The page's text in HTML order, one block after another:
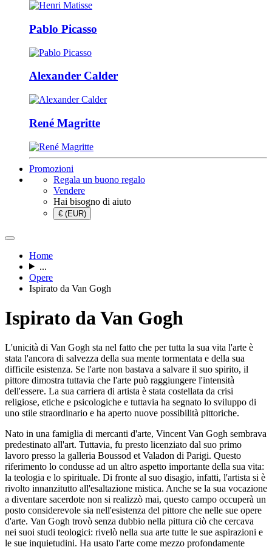
Pablo Picasso
Alexander Calder
René Magritte
Promozioni
Regala un buono regalo
Vendere
Hai bisogno di aiuto
€ (EUR)
Home
...
Opere
Ispirato da Van Gogh
Ispirato da Van Gogh
L'unicità di Van Gogh sta nel fatto che per tutta la sua vita l'arte è
stata l'ancora di salvezza della sua mente tormentata e della sua
difficile esistenza. Se l'arte non bastava a salvare il suo spirito, il
pittore dimostra tuttavia che l'arte può raggiungere l'intensità
dell'essere. La sua carriera di artista è stata costellata da crisi
religiose, etiche e psicologiche e tuttavia ha segnato lo sviluppo di
uno stile straordinario e ha aperto nuove possibilità pittoriche.
Nato in una famiglia di mercanti d'arte, Vincent Van Gogh sembrava
predestinato all'art. Tuttavia, fu presto licenziato dal suo primo
lavoro presso la galleria Boussod et Valadon di Parigi. Questo
riferimento lo condusse ad un altro aspetto importante della sua vita:
la teologia e lo spirituale. Di fronte al suo disagio, infatti, l'artista si è
rivolto innanzitutto all'esaltazione mistica. Anche se la sua vocazione
a diventare sacerdote non si realizzò mai, questo campo occuperà un
posto considerevole sia nell'esistenza del pittore che nelle sue opere
d'arte. Van Gogh trovò senza dubbio nella pittura ciò che cercava
nei suoi studi teologici: rivelò nella sua arte tutte le sue aspirazioni e
le sue inquietudini. Ha usato l'arte come mezzo profondamente